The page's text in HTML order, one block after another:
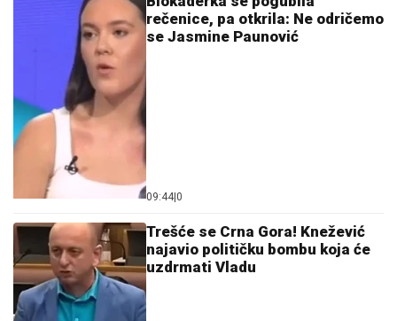
"NISAM HTEO DA UČESTVUJEM U
TOME"Srpski muzičar otkrio zašto je
napustio "Zvezde Granda": "Svađe su
iscenirane, žiri je bitniji od takmičara"
(PAPARACO) MIODRAG RADONJIĆ SE SKROZ
OPUSTIO NA BAZENU
vode, a društvo mu pravi KOLEGA (VIDEO)